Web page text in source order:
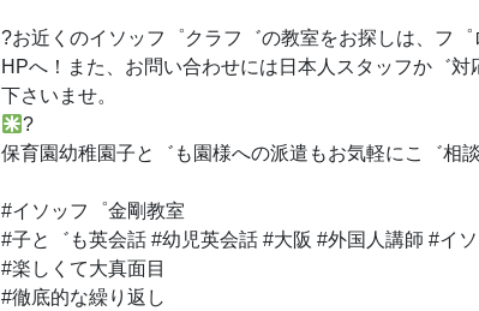
?お近くのイソッフ゜クラフ゛の教室をお探しは、フ
HPへ！また、お問い合わせには日本人スタッフか゛
下さいませ。
?
保育園幼稚園子と゛も園様への派遣もお気軽にこ゛相
#イソッフ゜金剛教室
#子と゛も英会話 #幼児英会話 #大阪 #外国人講師 #イ
#楽しくて大真面目
#徹底的な繰り返し